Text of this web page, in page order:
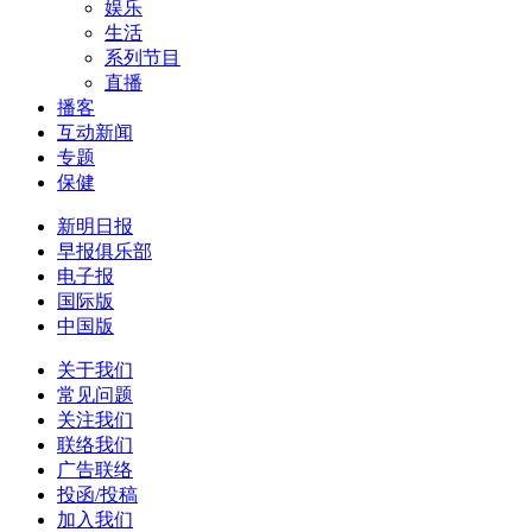
娱乐
生活
系列节目
直播
播客
互动新闻
专题
保健
新明日报
早报俱乐部
电子报
国际版
中国版
关于我们
常见问题
关注我们
联络我们
广告联络
投函/投稿
加入我们